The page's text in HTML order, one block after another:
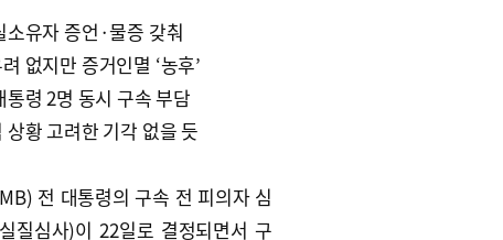
소유자 증언·물증 갖춰
없지만 증거인멸 ‘농후’
통령 2명 동시 구속 부담
상황 고려한 기각 없을 듯
전 대통령의 구속 전 피의자 심
질심사)이 22일로 결정되면서 구